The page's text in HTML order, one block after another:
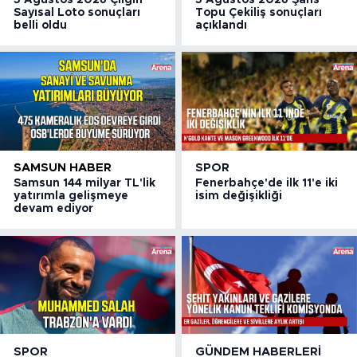
Sayısal Loto sonuçları
belli oldu
Topu Çekiliş sonuçları
açıklandı
SAMSUN HABER
Samsun 144 milyar TL'lik
yatırımla gelişmeye
devam ediyor
SPOR
Fenerbahçe'de ilk 11'e iki
isim değişikliği
SPOR GÜNDEM HABERLERI